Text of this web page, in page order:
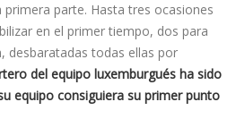
parte. Hasta tres ocasiones
en el primer tiempo, dos para
desbaratadas todas ellas por
del equipo luxemburgués ha sido
equipo consiguiera su primer punto